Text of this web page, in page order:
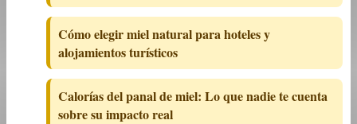
Cómo elegir miel natural para hoteles y
alojamientos turísticos
Calorías del panal de miel: Lo que nadie te cuenta
sobre su impacto real